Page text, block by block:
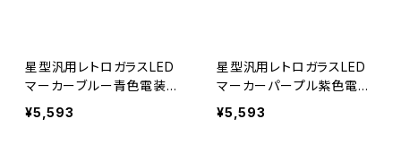
星型汎用レトロガラスLED
マーカーブルー青色電装電
飾装飾直径約144mm奥行
約45ｍｍスターマーカー1
¥5,593
星型汎用レトロガラスLED
マーカーパープル紫色電装
電飾装飾直径約144mm奥
行約45ｍｍスターマーカ
¥5,593